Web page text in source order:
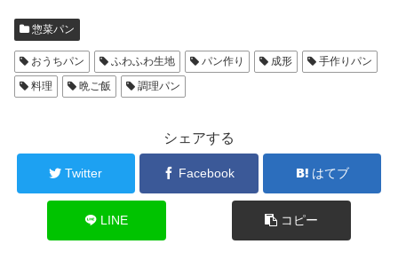
惣菜パン
おうちパン ふわふわ生地 パン作り 成形
手作りパン
料理
晩ご飯 調理パン
シェアする
Twitter Facebook はてブ
LINE コピー